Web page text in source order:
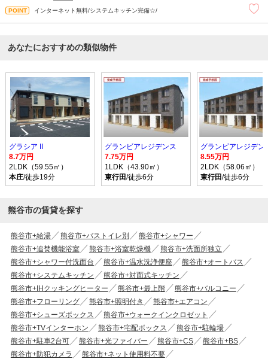
インターネット無料/システムキッチン完備☆/
あなたにおすすめの類似物件
グラシア II
8.7万円
2LDK（59.55㎡）
本庄/徒歩19分
グランビアレジデンス
7.75万円
1LDK（43.90㎡）
東行田/徒歩6分
グランビアレジデン
8.55万円
2LDK（58.06㎡）
東行田/徒歩6分
熊谷市の賃貸を探す
熊谷市+給湯 熊谷市+バストイレ別
熊谷市+シャワー
熊谷市+追焚機能浴室
熊谷市+浴室乾燥機
熊谷市+洗面所独立
熊谷市+シャワー付洗面台
熊谷市+温水洗浄便座
熊谷市+オートバス
熊谷市+システムキッチン
熊谷市+対面式キッチン
熊谷市+IHクッキングヒーター
熊谷市+最上階
熊谷市+バルコニー
熊谷市+フローリング
熊谷市+照明付き
熊谷市+エアコン
熊谷市+シューズボックス
熊谷市+ウォークインクロゼット
熊谷市+TVインターホン
熊谷市+宅配ボックス
熊谷市+駐輪場
熊谷市+駐車2台可
熊谷市+光ファイバー 熊谷市+CS
熊谷市+BS
熊谷市+防犯カメラ
熊谷市+ネット使用料不要